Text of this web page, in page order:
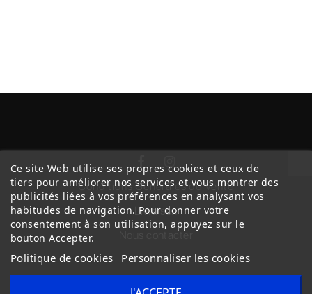
Conditions Générales de Vente
Livraison
Ce site Web utilise ses propres cookies et ceux de
tiers pour améliorer nos services et vous montrer des
publicités liées à vos préférences en analysant vos
habitudes de navigation. Pour donner votre
consentement à son utilisation, appuyez sur le
bouton Accepter.
Politique de cookies Personnaliser les cookies